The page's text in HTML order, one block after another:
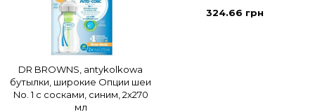
DR BROWNS, antykolkowa
бутылки, широкие Опции шеи
No. 1 с сосками, синим, 2x270
мл
324.66 грн